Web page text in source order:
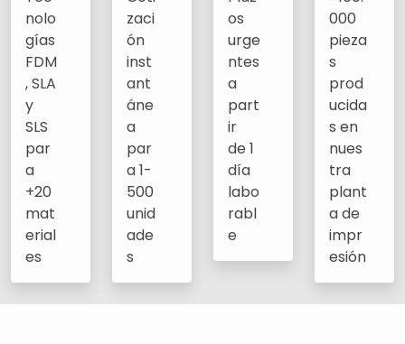
nolo
gías
FDM
, SLA
y
SLS
par
a
+20
mat
erial
es
zaci
ón
inst
ant
áne
a
par
a 1-
500
unid
ade
s
os
urge
ntes
a
part
ir
de 1
día
labo
rabl
e
000
pieza
s
prod
ucida
s en
nues
tra
plant
a de
impr
esión